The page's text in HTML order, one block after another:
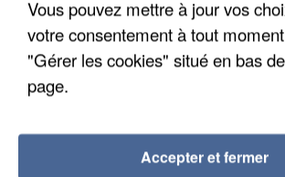
Vous pouvez mettre à jour vos
votre consentement à tout
"Gérer les cookies" situé en bas
page.
Accepter et fermer